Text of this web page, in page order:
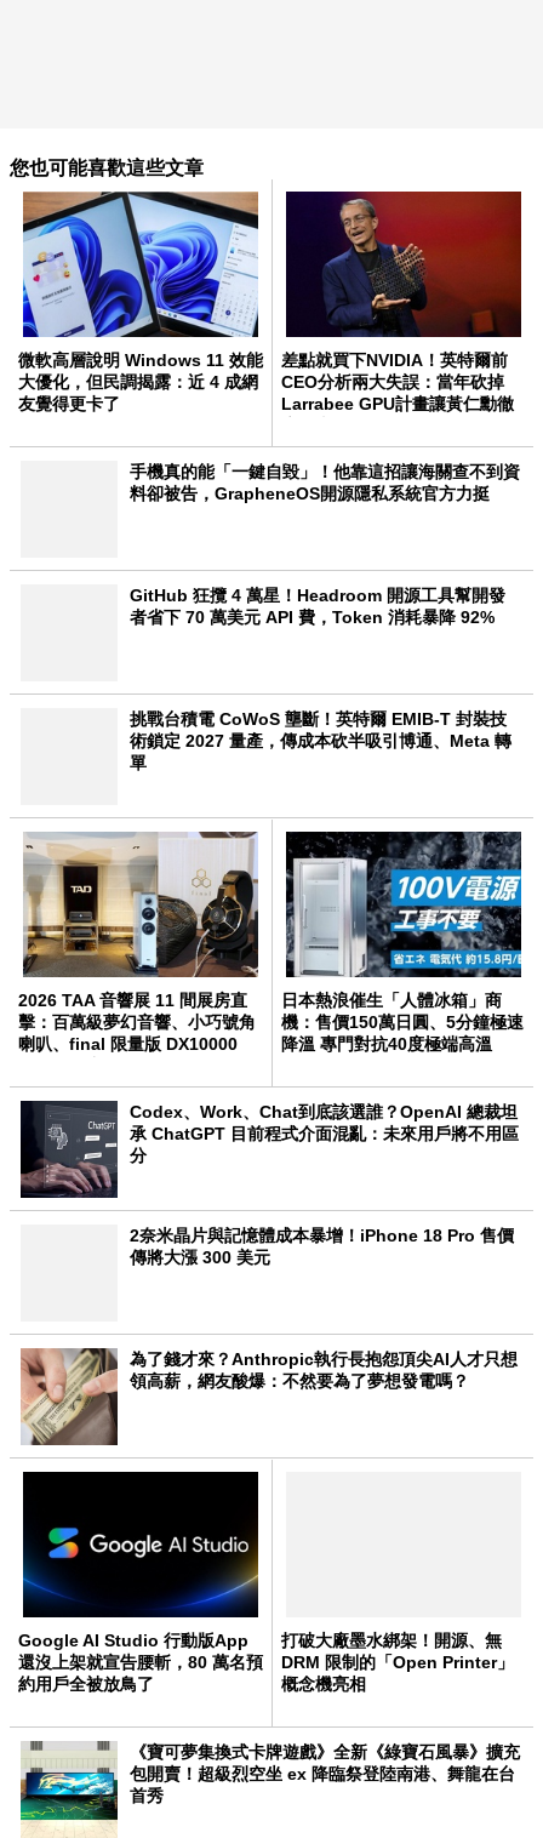
您也可能喜歡這些文章
微軟高層說明 Windows 11 效能
大優化，但民調揭露：近 4 成網
友覺得更卡了
差點就買下NVIDIA！英特爾前
CEO分析兩大失誤：當年砍掉
Larrabee GPU計畫讓黃仁勳徹
手機真的能「一鍵自毀」！他靠這招讓海關查不到資
料卻被告，GrapheneOS開源隱私系統官方力挺
GitHub 狂攬 4 萬星！Headroom 開源工具幫開發
者省下 70 萬美元 API 費，Token 消耗暴降 92%
挑戰台積電 CoWoS 壟斷！英特爾 EMIB-T 封裝技
術鎖定 2027 量產，傳成本砍半吸引博通、Meta 轉
單
2026 TAA 音響展 11 間展房直
擊：百萬級夢幻音響、小巧號角
喇叭、final 限量版 DX10000
日本熱浪催生「人體冰箱」商
機：售價150萬日圓、5分鐘極速
降溫 專門對抗40度極端高溫
Codex、Work、Chat到底該選誰？OpenAI 總裁坦
承 ChatGPT 目前程式介面混亂：未來用戶將不用區
分
2奈米晶片與記憶體成本暴增！iPhone 18 Pro 售價
傳將大漲 300 美元
為了錢才來？Anthropic執行長抱怨頂尖AI人才只想
領高薪，網友酸爆：不然要為了夢想發電嗎？
Google AI Studio 行動版App
還沒上架就宣告腰斬，80 萬名預
約用戶全被放鳥了
打破大廠墨水綁架！開源、無
DRM 限制的「Open Printer」
概念機亮相
《寶可夢集換式卡牌遊戲》全新《綠寶石風暴》擴充
包開賣！超級烈空坐 ex 降臨祭登陸南港、舞龍在台
首秀